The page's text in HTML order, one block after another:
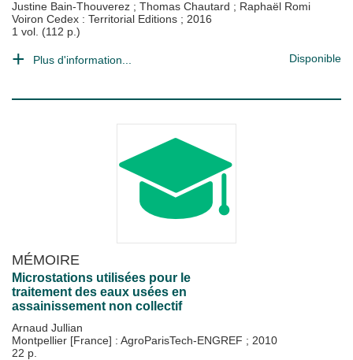
Justine Bain-Thouverez ; Thomas Chautard ; Raphaël Romi
Voiron Cedex : Territorial Editions ; 2016
1 vol. (112 p.)
Plus d'information... Disponible
MÉMOIRE
Microstations utilisées pour le
traitement des eaux usées en
assainissement non collectif
Arnaud Jullian
Montpellier [France] : AgroParisTech-ENGREF ; 2010
22 p.